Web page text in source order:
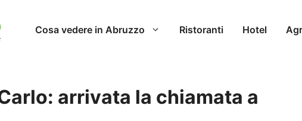
Cosa vedere in Abruzzo Ristoranti Hotel
arrivata la chiamata a